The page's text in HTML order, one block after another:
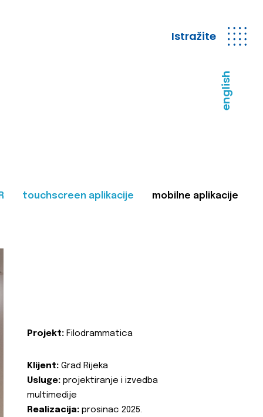
Istražite
english
touchscreen aplikacije mobilne aplikacije
Projekt: Filodrammatica
Klijent: Grad Rijeka
Usluge: projektiranje i izvedba
multimedije
Realizacija: prosinac 2025.